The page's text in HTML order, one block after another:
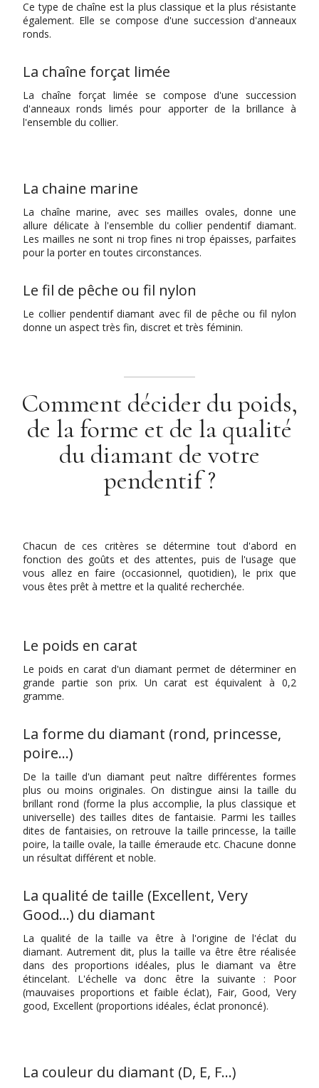
Ce type de chaîne est la plus classique et la plus résistante
également. Elle se compose d'une succession d'anneaux
ronds.
La chaîne forçat limée
La chaîne forçat limée se compose d'une succession
d'anneaux ronds limés pour apporter de la brillance à
l'ensemble du collier.
La chaine marine
La chaîne marine, avec ses mailles ovales, donne une
allure délicate à l'ensemble du collier pendentif diamant.
Les mailles ne sont ni trop fines ni trop épaisses, parfaites
pour la porter en toutes circonstances.
Le fil de pêche ou fil nylon
Le collier pendentif diamant avec fil de pêche ou fil nylon
donne un aspect très fin, discret et très féminin.
Comment décider du poids,
de la forme et de la qualité
du diamant de votre
pendentif ?
Chacun de ces critères se détermine tout d'abord en
fonction des goûts et des attentes, puis de l'usage que
vous allez en faire (occasionnel, quotidien), le prix que
vous êtes prêt à mettre et la qualité recherchée.
Le poids en carat
Le poids en carat d'un diamant permet de déterminer en
grande partie son prix. Un carat est équivalent à 0,2
gramme.
La forme du diamant (rond, princesse,
poire…)
De la taille d'un diamant peut naître différentes formes
plus ou moins originales. On distingue ainsi la taille du
brillant rond (forme la plus accomplie, la plus classique et
universelle) des tailles dites de fantaisie. Parmi les tailles
dites de fantaisies, on retrouve la taille princesse, la taille
poire, la taille ovale, la taille émeraude etc. Chacune donne
un résultat différent et noble.
La qualité de taille (Excellent, Very
Good…) du diamant
La qualité de la taille va être à l'origine de l'éclat du
diamant. Autrement dit, plus la taille va être être réalisée
dans des proportions idéales, plus le diamant va être
étincelant. L'échelle va donc être la suivante : Poor
(mauvaises proportions et faible éclat), Fair, Good, Very
good, Excellent (proportions idéales, éclat prononcé).
La couleur du diamant (D, E, F…)